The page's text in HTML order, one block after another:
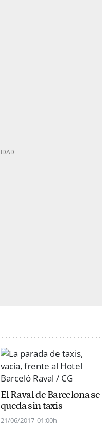
El Raval de Barcelona se
queda sin taxis
21/06/2017 01:00h